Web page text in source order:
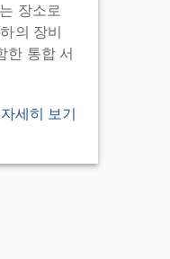
장소로
의 장비
한 통합 서
자세히 보기